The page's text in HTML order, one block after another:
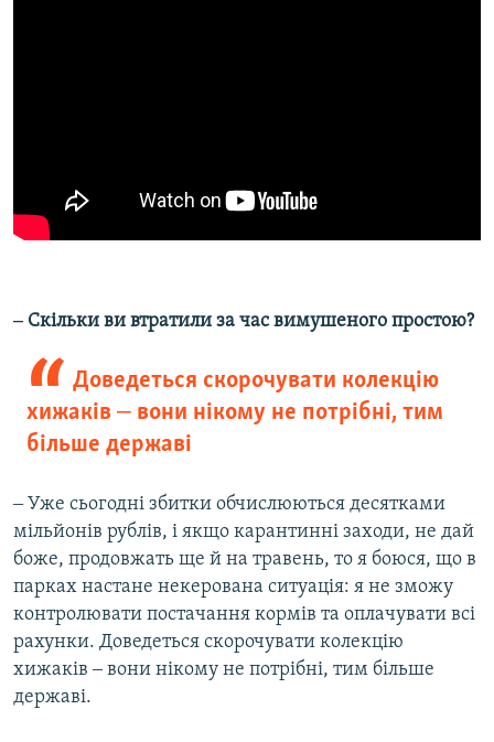
‒ Скільки ви втратили за час вимушеного простою?
Доведеться скорочувати колекцію
хижаків ‒ вони нікому не потрібні, тим
більше державі
‒ Уже сьогодні збитки обчислюються десятками
мільйонів рублів, і якщо карантинні заходи, не дай
боже, продовжать ще й на травень, то я боюся, що в
парках настане некерована ситуація: я не зможу
контролювати постачання кормів та оплачувати всі
рахунки. Доведеться скорочувати колекцію
хижаків ‒ вони нікому не потрібні, тим більше
державі.